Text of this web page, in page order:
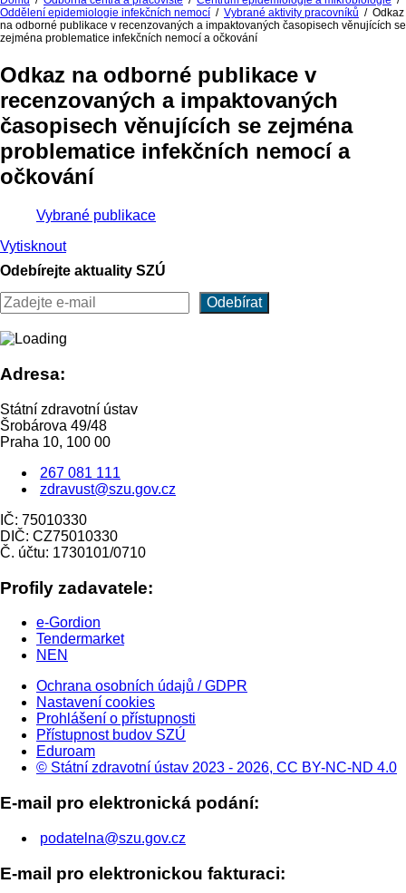
Oddělení epidemiologie infekčních nemocí / Vybrané aktivity pracovníků / Odkaz
na odborné publikace v recenzovaných a impaktovaných časopisech věnujících se
zejména problematice infekčních nemocí a očkování
Odkaz na odborné publikace v
recenzovaných a impaktovaných
časopisech věnujících se zejména
problematice infekčních nemocí a
očkování
Vybrané publikace
Vytisknout
Odebírejte aktuality SZÚ
Adresa:
Státní zdravotní ústav
Šrobárova 49/48
Praha 10, 100 00
267 081 111
zdravust@szu.gov.cz
IČ: 75010330
DIČ: CZ75010330
Č. účtu: 1730101/0710
Profily zadavatele:
e-Gordion
Tendermarket
NEN
Ochrana osobních údajů / GDPR
Nastavení cookies
Prohlášení o přístupnosti
Přístupnost budov SZÚ
Eduroam
© Státní zdravotní ústav 2023 - 2026, CC BY-NC-ND 4.0
E-mail pro elektronická podání:
podatelna@szu.gov.cz
E-mail pro elektronickou fakturaci: